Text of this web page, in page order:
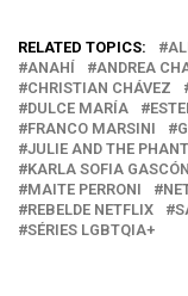
RELATED TOPICS:
ANAHÍ
ANDREA
CHRISTIAN CHÁVEZ
DULCE MARÍA
FRANCO MARSINI
JULIE AND THE
KARLA SOFIA GASCÓN
MAITE PERRONI
REBELDE NETFLIX
SÉRIES LGBTQIA+